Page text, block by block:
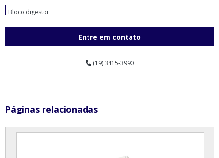
Bloco digestor
Britador de mandíbulas laboratório em sp
Britador de mandíbulas para laboratório
Entre em contato
(19) 3415-3990
Páginas relacionadas